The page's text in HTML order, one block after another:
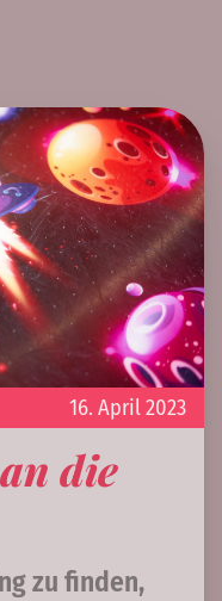
16. April 2023
die
zu finden,